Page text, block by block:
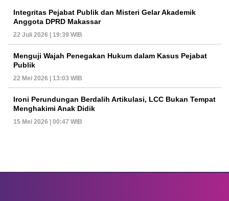
Integritas Pejabat Publik dan Misteri Gelar Akademik
Anggota DPRD Makassar
22 Juli 2026 | 19:39 WIB
Menguji Wajah Penegakan Hukum dalam Kasus Pejabat
Publik
22 Mei 2026 | 13:03 WIB
Ironi Perundungan Berdalih Artikulasi, LCC Bukan Tempat
Menghakimi Anak Didik
15 Mei 2026 | 00:47 WIB